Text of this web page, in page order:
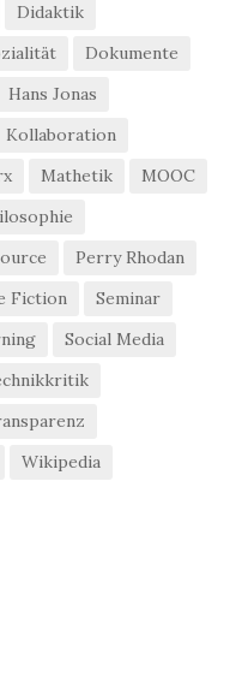
Didaktik
Dokumente
Hans Jonas
Kollaboration
Mathetik
MOOC
Perry Rhodan
Fiction
Seminar
Social Media
Wikipedia